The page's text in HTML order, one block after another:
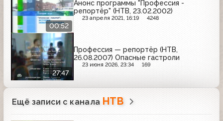
00:52
Анонс программы "Профессия -
репортёр" (НТВ, 23.02.2002)
23 апреля 2021, 16:19 4248
27:47
Профессия — репортёр (НТВ,
26.08.2007) Опасные гастроли
23 июня 2026, 23:34 169
Ещё записи с канала НТВ